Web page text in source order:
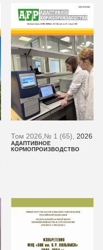
Том 2026, № 1 (65), 2026
АДАПТИВНОЕ
КОРМОПРОИЗВОДСТВО